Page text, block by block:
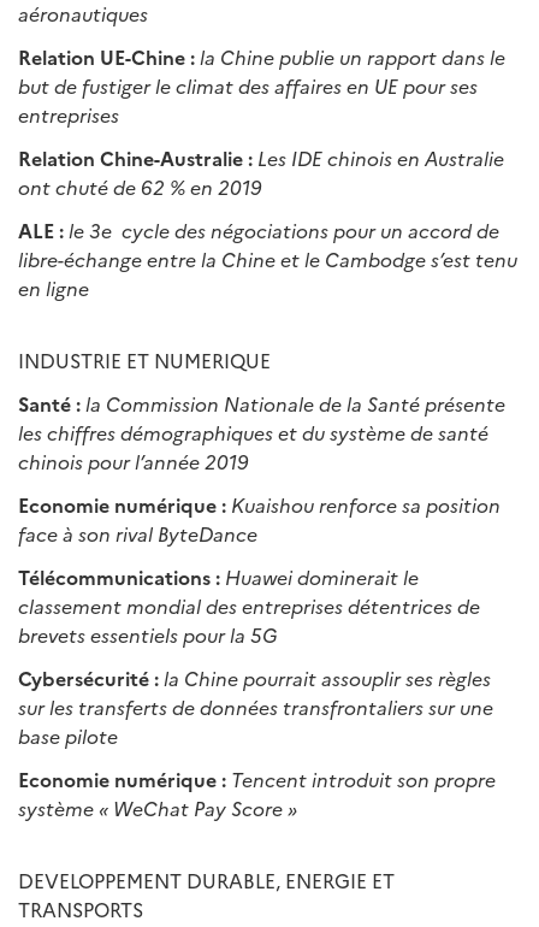
aéronautiques
Relation UE-Chine : la Chine publie un rapport dans le
but de fustiger le climat des affaires en UE pour ses
entreprises
Relation Chine-Australie : Les IDE chinois en Australie
ont chuté de 62 % en 2019
ALE : le 3e cycle des négociations pour un accord de
libre-échange entre la Chine et le Cambodge s’est tenu
en ligne
INDUSTRIE ET NUMERIQUE
Santé : la Commission Nationale de la Santé présente
les chiffres démographiques et du système de santé
chinois pour l’année 2019
Economie numérique : Kuaishou renforce sa position
face à son rival ByteDance
Télécommunications : Huawei dominerait le
classement mondial des entreprises détentrices de
brevets essentiels pour la 5G
Cybersécurité : la Chine pourrait assouplir ses règles
sur les transferts de données transfrontaliers sur une
base pilote
Economie numérique : Tencent introduit son propre
système « WeChat Pay Score »
DEVELOPPEMENT DURABLE, ENERGIE ET
TRANSPORTS